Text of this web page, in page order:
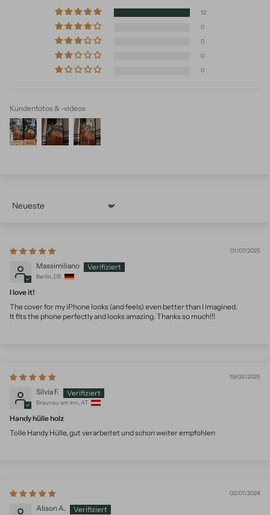
12
0
0
0
0
Kundenfotos & -videos
Sort by
01/07/2025
Massimiliano
Berlin, DE
I love it!
The cover for my iPhone looks (and feels) even better than I imagined.
It fits the phone perfectly and looks amazing. Thanks so much!!!
19/03/2025
Silvia F.
Braunau am Inn, AT
Handy hülle holz
Tolle Handy Hülle, gut verarbeitet und schon weiter empfohlen
02/01/2024
Alison A.